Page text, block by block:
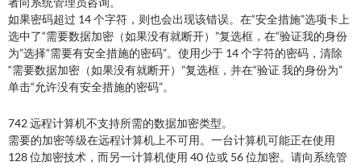
如果密码超过 14 个字符，则也会出现该错误。在“安全措施”选项卡上
选中了“需要数据加密（如果没有就断开）”复选框，在“验证我的身份
为”选择“需要有安全措施的密码”。使用少于 14 个字符的密码，清除
“需要数据加密（如果没有就断开）”复选框，并在“验证 我的身份为”
单击“允许没有安全措施的密码”。
742 远程计算机不支持所需的数据加密类型。
需要的加密等级在远程计算机上不可用。一台计算机可能正在使用
128 位加密技术，而另一计算机使用 40 位或 56 位加密。请向系统管